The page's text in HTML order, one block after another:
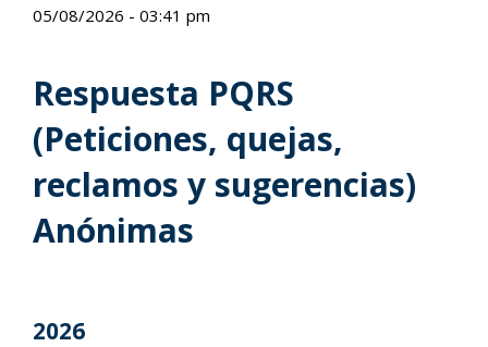
05/08/2026 - 03:41 pm
Respuesta PQRS
(Peticiones, quejas,
reclamos y sugerencias)
Anónimas
2026